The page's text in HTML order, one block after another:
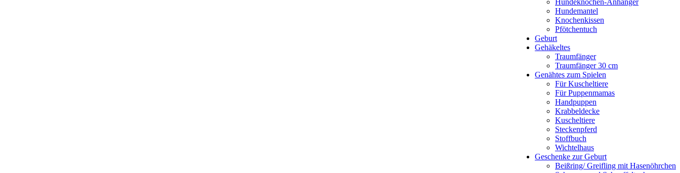
Hundeknochen-Anhänger
Hundemantel
Knochenkissen
Pfötchentuch
Geburt
Gehäkeltes
Traumfänger
Traumfänger 30 cm
Genähtes zum Spielen
Für Kuscheltiere
Für Puppenmamas
Handpuppen
Krabbeldecke
Kuscheltiere
Steckenpferd
Stoffbuch
Wichtelhaus
Geschenke zur Geburt
Beißring/ Greifling mit Hasenöhrchen